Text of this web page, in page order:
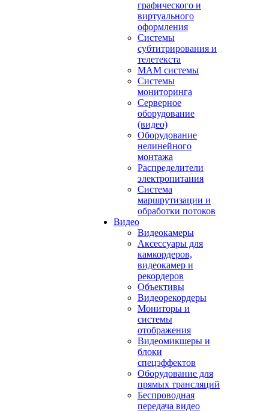
графического и
виртуального
оформления
Системы
субтитрирования и
телетекста
MAM системы
Системы
мониторинга
Серверное
оборудование
(видео)
Оборудование
нелинейного
монтажа
Распределители
электропитания
Система
маршрутизации и
обработки потоков
Видео
Видеокамеры
Аксессуары для
камкордеров,
видеокамер и
рекордеров
Объективы
Видеорекордеры
Мониторы и
системы
отображения
Видеомикшеры и
блоки
спецэффектов
Оборудование для
прямых трансляций
Беспроводная
передача видео